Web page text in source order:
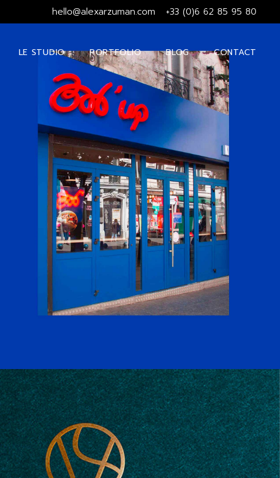
hello@alexarzuman.com +33 (0)6 62 85 95 80
LE STUDIO PORTFOLIO BLOG CONTACT